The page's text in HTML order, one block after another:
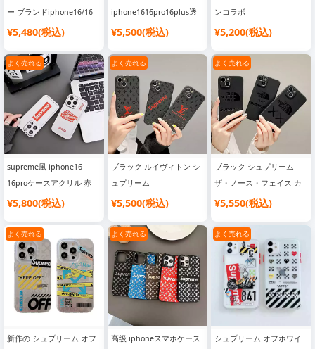
ー ブランドiphone16/16
pro/15ケース 経典 メンズ
プル 安い 大人気ブランド
シュプリーム ステューシ
ー スマホケース
SC24080728
¥5,480(税込)
iphone1616pro16plus透
明ケース男女兼用 人気
15promax15proシリコン
携帯ケース耐衝撃 流行り
個性潮 ブランド
iphone141312スマホケー
ス 高校生 激安
¥5,500(税込)
ンコラボ
iphone1616promaxクリア
16plus 16proシリコン携帯
ケース透明 オタク
SUPRME LV
iphone151413カバー 耐衝
撃 大人 シンプルおしゃれ
¥5,200(税込)
よく売れる
supreme風 iphone16
16proケースアクリル 赤
プリントロゴ シュプリー
風iphoneスマホケース
SC2407181601
¥5,800(税込)
よく売れる
ブラック ルイヴィトン シ
ュプリーム
iphone16/16proケース ソ
ンドロゴSC23041902
¥5,500(税込)
よく売れる
ブラック シュプリーム
ザ・ノース・フェイス カ
ウズ ハイブランド
ソフトゴーム つや消し 字
母 ブランドロゴ
SC23032207
¥5,550(税込)
よく売れる
新作の シュプリーム オフ
よく売れる
高级 iphoneスマホケース
よく売れる
シュプリーム オフホワイ